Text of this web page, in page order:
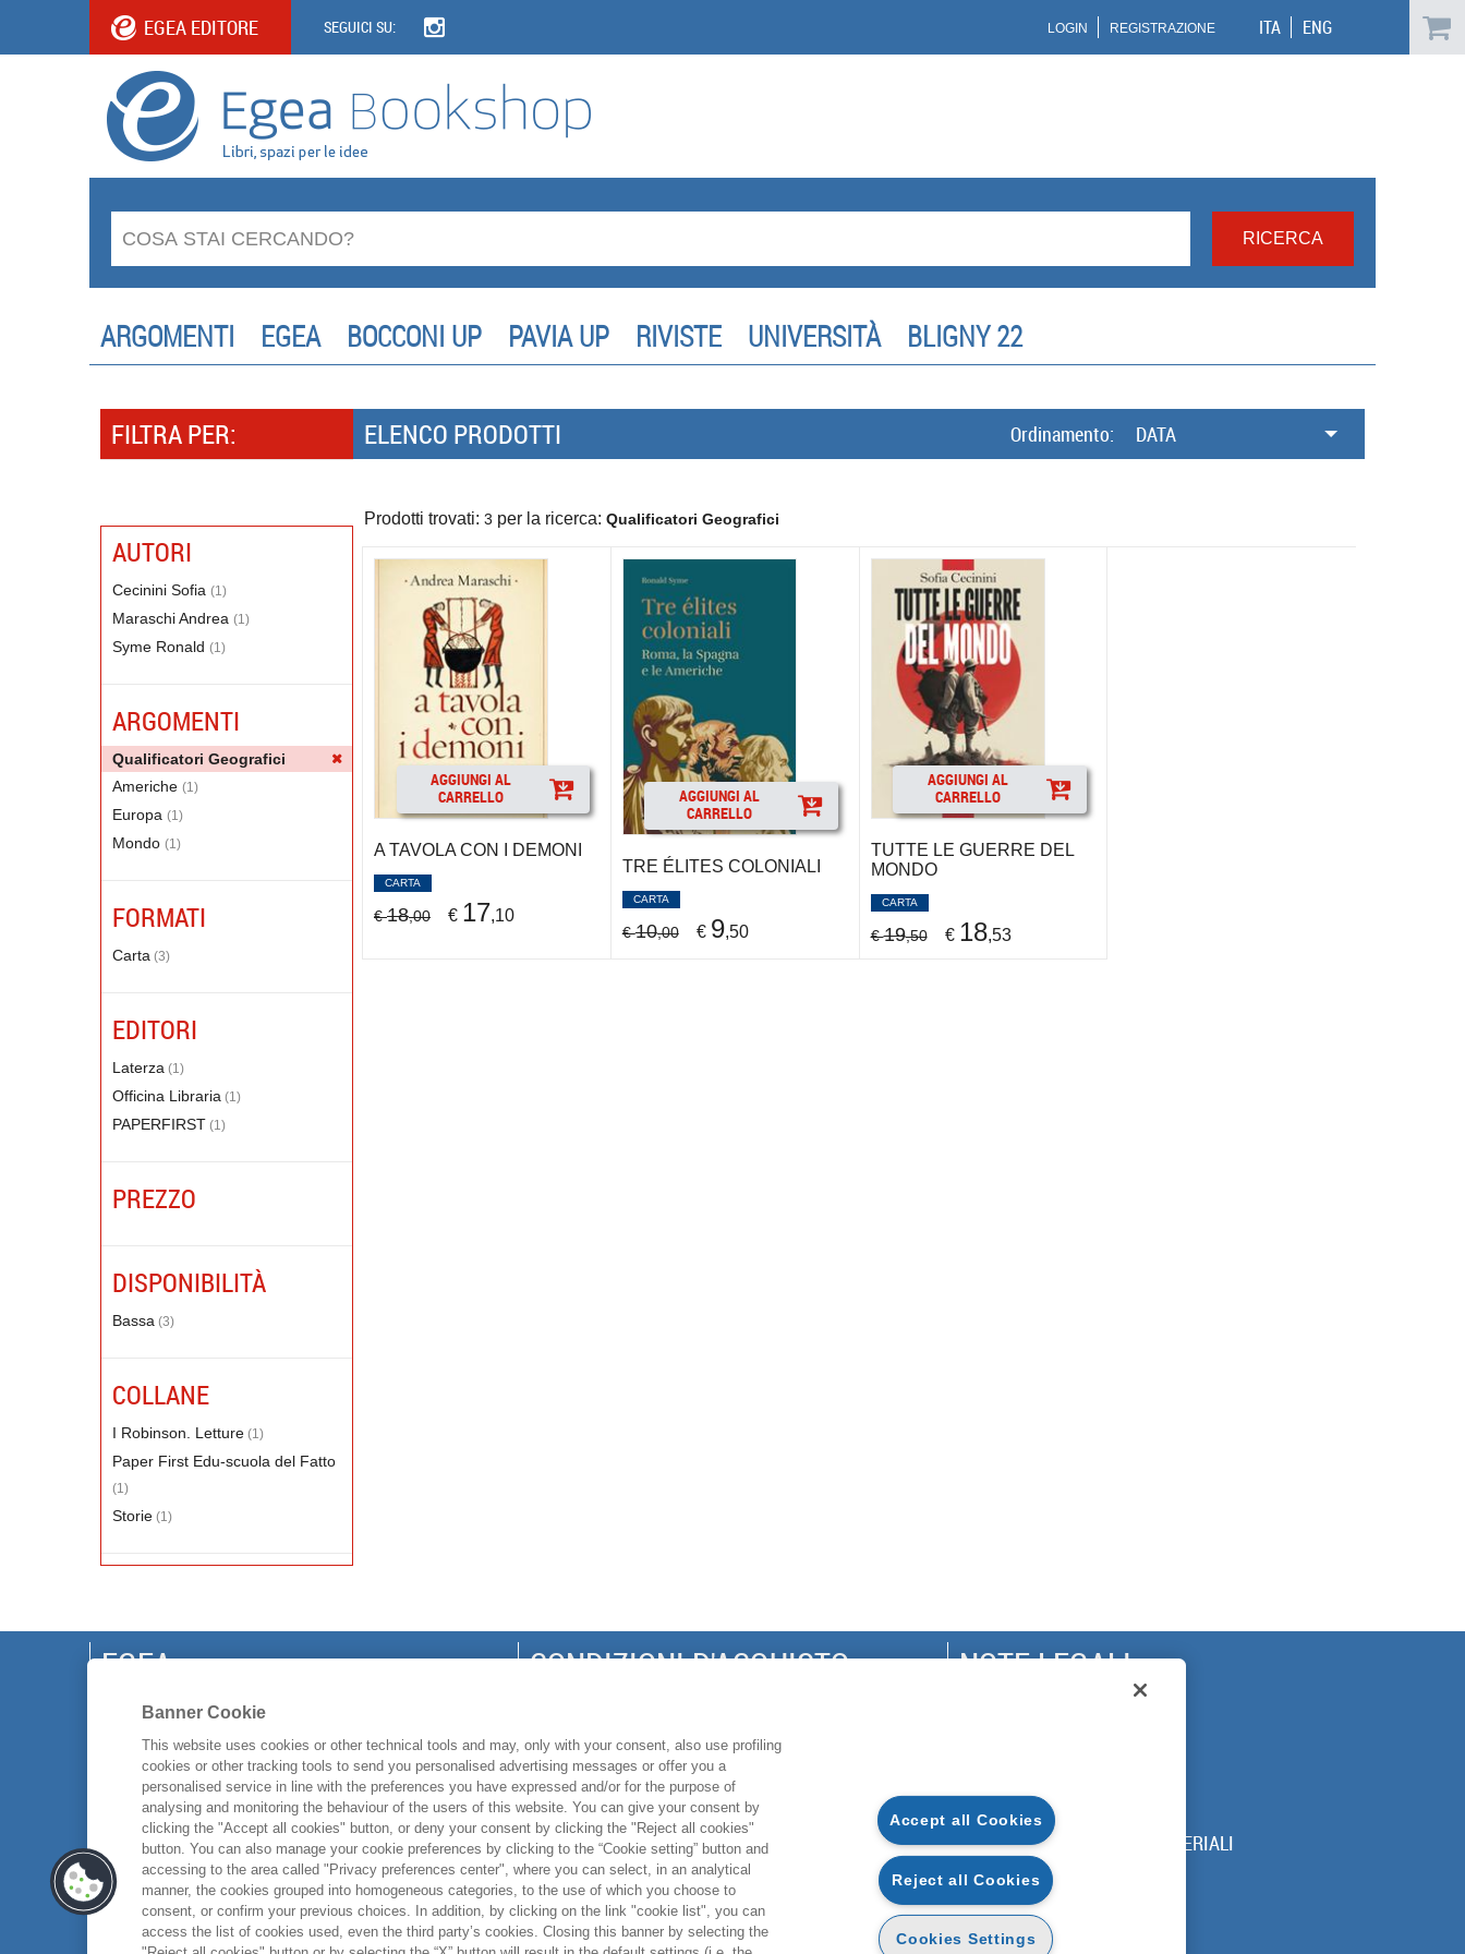
EGEA EDITORE SEGUICI SU: ITA ENG
LOGIN REGISTRAZIONE
ARGOMENTI EGEA BOCCONI UP PAVIA UP RIVISTE UNIVERSITÀ BLIGNY 22
FILTRA PER:
AUTORI
Cecinini Sofia (1)
Maraschi Andrea (1)
Syme Ronald (1)
ARGOMENTI
Qualificatori Geografici
Americhe (1)
Europa (1)
Mondo (1)
FORMATI
Carta (3)
EDITORI
Laterza (1)
Officina Libraria (1)
PAPERFIRST (1)
PREZZO
DISPONIBILITÀ
Bassa (3)
COLLANE
I Robinson. Letture (1)
Paper First Edu-scuola del Fatto
(1)
Storie (1)
ELENCO PRODOTTI Ordinamento: DATA
Prodotti trovati: 3 per la ricerca: Qualificatori Geografici
AGGIUNGI AL
CARRELLO
A TAVOLA CON I DEMONI
CARTA
€18,00 € 17,10
AGGIUNGI AL
CARRELLO
TRE ÉLITES COLONIALI
CARTA
€10,00 € 9,50
AGGIUNGI AL
CARRELLO
TUTTE LE GUERRE DEL
MONDO
CARTA
€19,50 € 18,53
EGEA
CHI SIAMO
CODICE ETICO
WHISTLEBLOWING
CONTATTI
CONDIZIONI D'ACQUISTO
PROCEDURA DELL'ORDINE
MODALITÀ DI PAGAMENTO
MODALITÀ SPEDIZIONE
RECEDI DAL CONTRATTO
E-BOOK: CARATTERISTICHE E UTILIZZO
DIGITABOOK: CARATTERISTICHE E UTILIZZO
NOTE LEGALI
COOKIE POLICY
CODICE DI UTILIZZO DEI MATERIALI
Banner Cookie
This website uses cookies or other technical tools and may, only with your consent, also use profiling
cookies or other tracking tools to send you personalised advertising messages or offer you a
personalised service in line with the preferences you have expressed and/or for the purpose of
analysing and monitoring the behaviour of the users of this website. You can give your consent by
clicking the "Accept all cookies" button, or deny your consent by clicking the "Reject all cookies"
button. You can also manage your cookie preferences by clicking to the “Cookie setting” button and
accessing to the area called "Privacy preferences center", where you can select, in an analytical
manner, the cookies grouped into homogeneous categories, to the use of which you choose to
consent, or confirm your previous choices. In addition, by clicking on the link "cookie list", you can
access the list of cookies used, even the third party’s cookies. Closing this banner by selecting the
Accept all Cookies
Reject all Cookies
Cookies Settings